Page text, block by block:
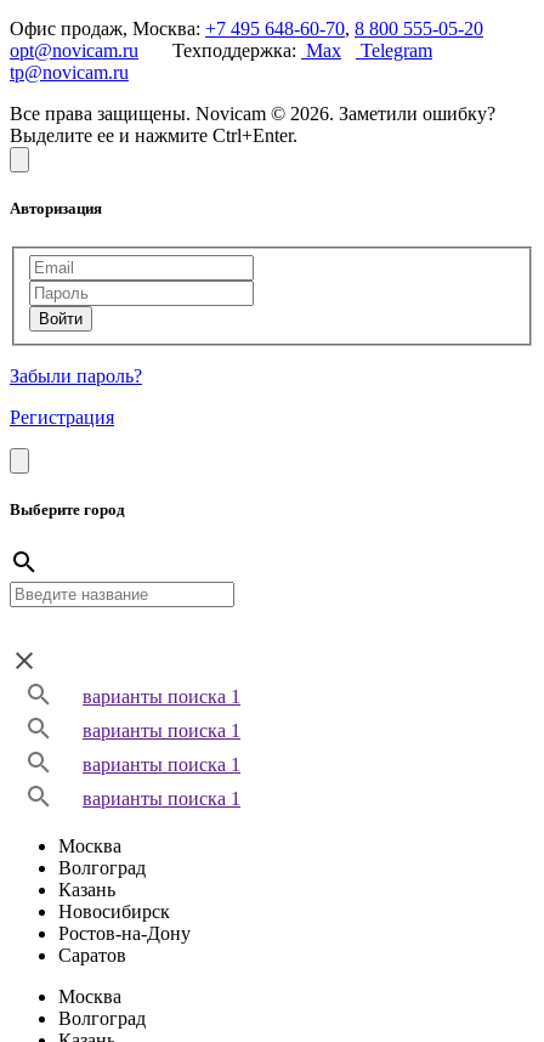
Офис продаж, Москва: +7 495 648-60-70, 8 800 555-05-20
opt@novicam.ru Техподдержка: Max
Telegram
tp@novicam.ru
Все права защищены. Novicam © 2026. Заметили ошибку?
Выделите ее и нажмите Ctrl+Enter.
Авторизация
Забыли пароль?
Регистрация
Выберите город
варианты поиска 1
варианты поиска 1
варианты поиска 1
варианты поиска 1
Москва
Волгоград
Казань
Новосибирск
Ростов-на-Дону
Саратов
Москва
Волгоград